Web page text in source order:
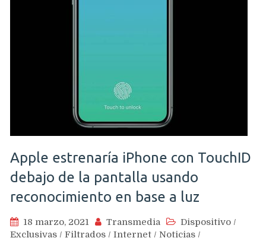
Apple estrenaría iPhone con TouchID
debajo de la pantalla usando
reconocimiento en base a luz
18 marzo, 2021 Transmedia Dispositivo /
Exclusivas / Filtrados / Internet / Noticias /